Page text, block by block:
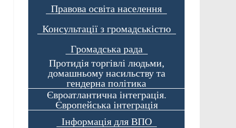
Правова освіта населення
Консультації з громадськістю
Громадська рада
Протидія торгівлі людьми,
домашньому насильству та
гендерна політика
Євроатлантична інтеграція.
Європейська інтеграція
Інформація для ВПО